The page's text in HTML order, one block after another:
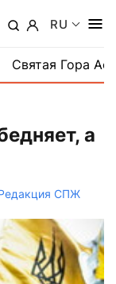
RU
Святая Гора
а
СПЖ